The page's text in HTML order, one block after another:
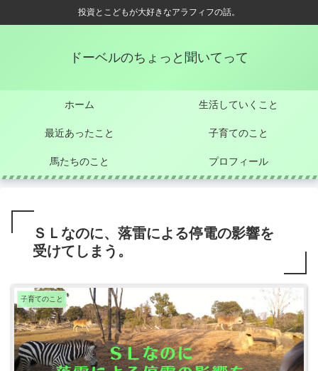
投資とこどもが大好きなアラフィフの話。
ドーベルのちょっと聞いてって
ホーム 生活していくこと
最近あったこと 子育てのこと
馬たちのこと プロフィール
ＳＬなのに、落雷による停電の影響を
受けてしまう。
子育てのこと